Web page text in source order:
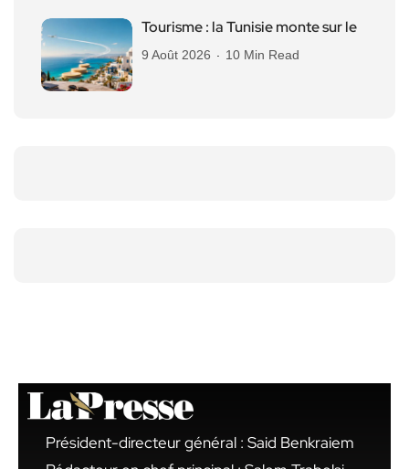
Tourisme : la Tunisie monte sur le
9 Août 2026 10 Min Read
Président-directeur général : Said Benkraiem